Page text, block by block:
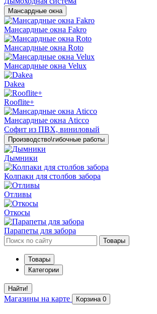
Мансардные окна
Мансардные окна Fakro
Мансардные окна Roto
Мансардные окна Velux
Dakea
Rooflite+
Мансардные окна Aticco
Софит из ПВХ, виниловый
Производство\гибочные работы
Дымники
Колпаки для столбов забора
Отливы
Откосы
Парапеты для забора
Товары
Товары
Категории
Найти!
Магазины на карте Корзина 0